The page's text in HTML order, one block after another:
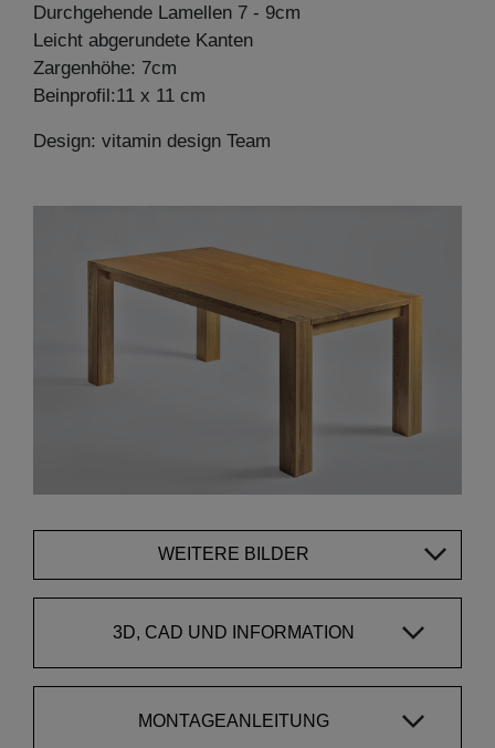
Durchgehende Lamellen 7 - 9cm
Leicht abgerundete Kanten
Zargenhöhe: 7cm
Beinprofil:11 x 11 cm
Design: vitamin design Team
WEITERE BILDER
3D, CAD UND INFORMATION
MONTAGEANLEITUNG